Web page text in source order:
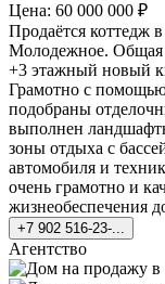
Цена: 60 000 000 ₽
Продаётся коттедж
Молодежное. Общая
+3 этажный новый
Грамотно с
подобраны
выполнен
зоны отдыха с
автомобиля и
очень грамотно и
жизнеобеспечения
+7 902 516-23-...
Агентство